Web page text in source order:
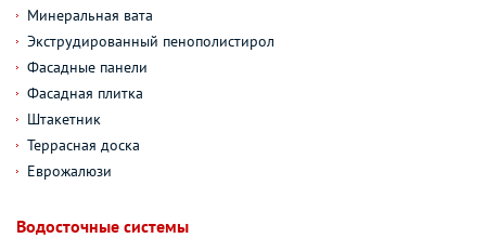
Минеральная вата
Экструдированный пенополистирол
Фасадные панели
Фасадная плитка
Штакетник
Террасная доска
Еврожалюзи
Водосточные системы